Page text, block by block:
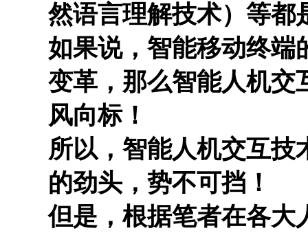
然语言理解技术）等都
如果说，智能移动终
变革，那么智能人机交
风向标！
所以，智能人机交互技
的劲头，势不可挡！
但是，根据笔者在各大